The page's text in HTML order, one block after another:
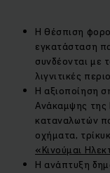
Η θέσπιση
εγκατάσταση
συνδέονται με
λιγνιτικές
Η αξιοποίηση
Ανάκαμψης της
καταναλωτών
οχήματα,
«Κινούμαι
Η ανάπτυξη